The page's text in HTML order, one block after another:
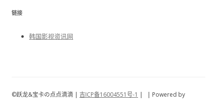
链接
韩国影视资讯网
©跃龙&宝卡の点点滴滴 | 吉ICP备16004551号-1 | | Powered by